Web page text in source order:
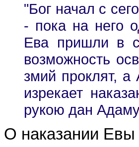
"Бог начал с
- пока на него
Ева пришли в
возможность
змий проклят,
изрекает
рукою дан
О наказании Евы